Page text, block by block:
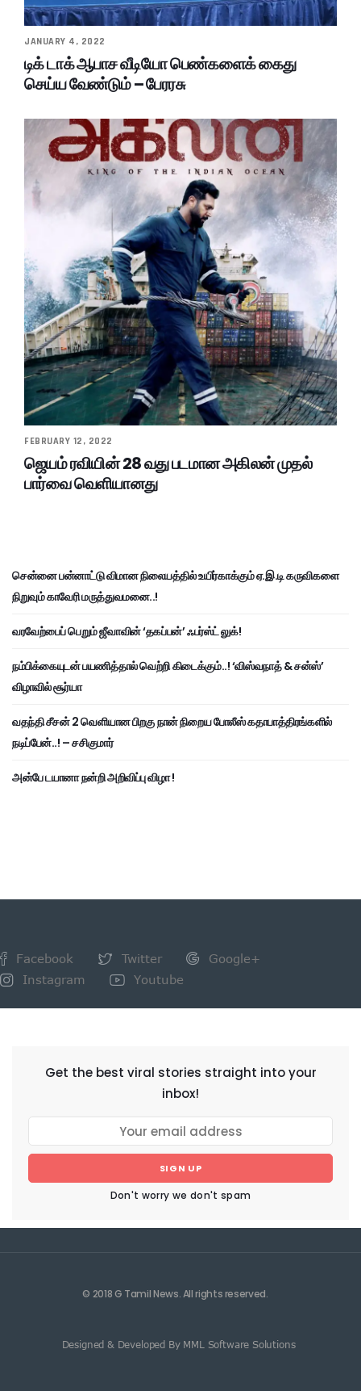
JANUARY 4, 2022
டிக் டாக் ஆபாச வீடியோ பெண்களைக் கைது
செய்ய வேண்டும் – பேரரசு
FEBRUARY 12, 2022
ஜெயம் ரவியின் 28 வது படமான அகிலன் முதல்
பார்வை வெளியானது
சென்னை பன்னாட்டு விமான நிலையத்தில் உயிர்காக்கும் ஏ.இ.டி கருவிகளை
நிறுவும் காவேரி மருத்துவமனை..!
வரவேற்பைப் பெறும் ஜீவாவின் ‘தகப்பன்’ ஃபர்ஸ்ட் லுக்!
நம்பிக்கையுடன் பயணித்தால் வெற்றி கிடைக்கும்..! ‘விஸ்வநாத் & சன்ஸ்’
விழாவில் சூர்யா
வதந்தி சீசன் 2 வெளியான பிறகு நான் நிறைய போலீஸ் கதாபாத்திரங்களில்
நடிப்பேன்..! – சசிகுமார்
அன்பே டயானா நன்றி அறிவிப்பு விழா !
Facebook Twitter
Google+
Instagram
Youtube
Get the best viral stories straight into your
inbox!
SIGN UP
Don't worry we don't spam
© 2018 G Tamil News. All rights reserved.
Designed & Developed By MML Software Solutions